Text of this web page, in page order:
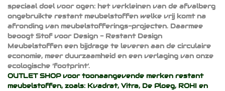
speciaal doel voor ogen: het verkleinen van de afvalberg
ongebruikte restant meubelstoffen welke vrij komt na
afronding van meubelstofferings-projecten. Daarmee
beoogt Stof voor Design - Restant Design
Meubelstoffen een bijdrage te leveren aan de circulaire
economie, meer duurzaamheid en een verlaging van onze
ecologische ‘footprint’.
OUTLET SHOP voor toonaangevende merken restant
meubelstoffen, zoals: Kvadrat, Vitra, De Ploeg, ROHI en